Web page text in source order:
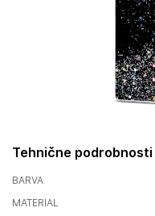
Tehnične podrobnosti
BARVA
MATERIAL